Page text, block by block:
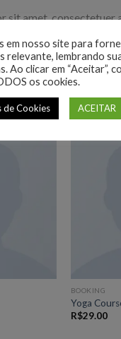
sit amet, consectetuer
volutpat.
BOOKING
Yoga
R$29.00
em nosso site para
relevante, lembrando
Ao clicar em “Aceitar”,
os cookies.
de Cookies ACEITAR